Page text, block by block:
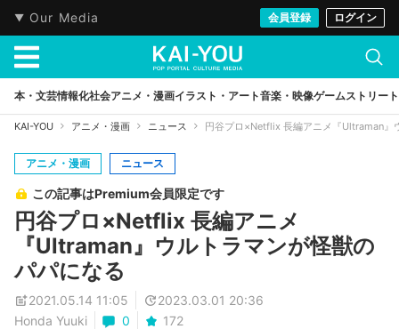
Our Media 会員登録 ログイン
本・文芸情報化社会アニメ・漫画イラスト・アート音楽・映像ゲームストリート
KAI-YOU アニメ・漫画 ニュース 円谷プロ×Netflix 長編アニメ『Ultraman』
アニメ・漫画 ニュース
この記事はPremium会員限定です
円谷プロ×Netflix 長編アニメ
『Ultraman』ウルトラマンが怪獣の
パパになる
2021.05.14 11:05
2023.03.01 20:36
Honda Yuuki
0 172